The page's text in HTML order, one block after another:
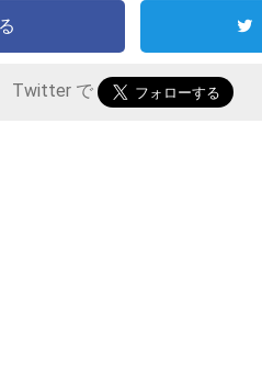
Twitter で